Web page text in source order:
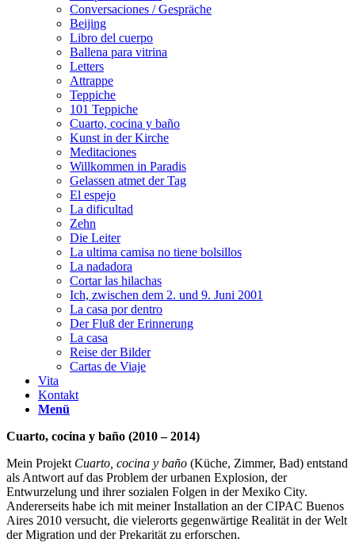
Conversaciones / Gespräche
Beijing
Libro del cuerpo
Ballena para vitrina
Letters
Attrappe
Teppiche
101 Teppiche
Cuarto, cocina y baño
Kunst in der Kirche
Meditaciones
Willkommen in Paradis
Gelassen atmet der Tag
El espejo
La dificultad
Zehn
Die Leiter
La ultima camisa no tiene bolsillos
La nadadora
Cortar las hilachas
Ich, zwischen dem 2. und 9. Juni 2001
La casa por dentro
Der Fluß der Erinnerung
La casa
Reise der Bilder
Cartas de Viaje
Vita
Kontakt
Menü
Cuarto, cocina y baño (2010 – 2014)
Mein Projekt Cuarto, cocina y baño (Küche, Zimmer, Bad) entstand
als Antwort auf das Problem der urbanen Explosion, der
Entwurzelung und ihrer sozialen Folgen in der Mexiko City.
Andererseits habe ich mit meiner Installation an der CIPAC Buenos
Aires 2010 versucht, die vielerorts gegenwärtige Realität in der Welt
der Migration und der Prekarität zu erforschen.